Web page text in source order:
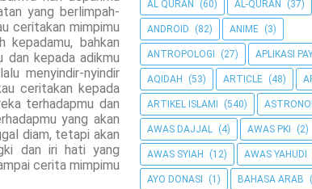
yang berlimpah-
ceritakan mimpimu
bahkan
dan kepada adikmu
menyindir-nyindir
ceritakan kepada
terhadapmu dan
yang akan
diam, tetapi akan
dan iri hati yang
cerita mimpimu
AL QURAN (60) AL-QURAN (37)
ANDROID (82) ANIME (3)
ANTROPOLOGI (27) APLIKASI
AQIDAH (53) ARTICLE (48)
ARTIKEL ISLAMI (540)
AWAS DAJJAL (4) AWAS PKI (2)
AWAS SYIAH (12) AWAS YAHUDI
AYO DONASI (1) BAHASA ARAB